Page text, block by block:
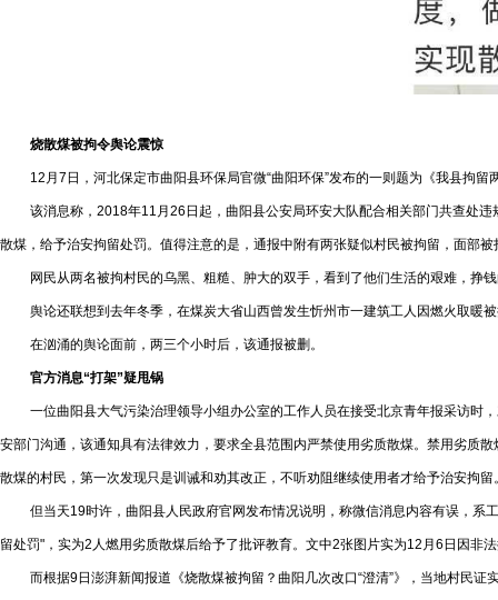
烧散煤被拘令舆论震惊
12月7日，河北保定市曲阳县环保局官微“曲阳环保”发布的一则题为《我县拘留
该消息称，2018年11月26日起，曲阳县公安局环安大队配合相关部门共查处违
散煤，给予治安拘留处罚。值得注意的是，通报中附有两张疑似村民被拘留，面部
网民从两名被拘村民的乌黑、粗糙、肿大的双手，看到了他们生活的艰难，挣钱
舆论还联想到去年冬季，在煤炭大省山西曾发生忻州市一建筑工人因燃火取暖
在汹涌的舆论面前，两三个小时后，该通报被删。
官方消息“打架”疑甩锅
一位曲阳县大气污染治理领导小组办公室的工作人员在接受北京青年报采访时，
安部门沟通，该通知具有法律效力，要求全县范围内严禁使用劣质散煤。禁用劣质
散煤的村民，第一次发现只是训诫和劝其改正，不听劝阻继续使用者才给予治安拘
但当天19时许，曲阳县人民政府官网发布情况说明，称微信消息内容有误，系工
留处罚"，实为2人燃用劣质散煤后给予了批评教育。文中2张图片实为12月6日因非
而根据9日澎湃新闻报道《烧散煤被拘留？曲阳几次改口“澄清”》，当地村民证